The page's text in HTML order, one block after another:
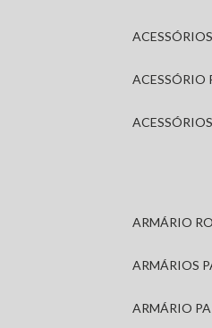
ARMÁRIO
ARMÁRIOS
ARMÁRIO